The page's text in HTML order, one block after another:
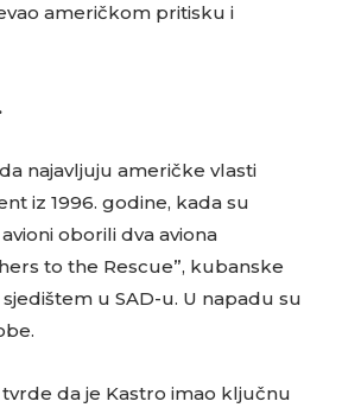
američkom pritisku i
najavljuju američke vlasti
iz 1996. godine, kada su
oborili dva aviona
to the Rescue”, kubanske
u SAD-u. U napadu su
da je Kastro imao ključnu